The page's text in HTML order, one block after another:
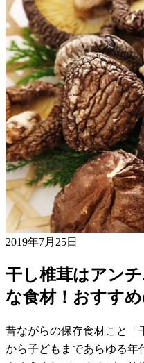
2019年7月25日
干し椎茸はアン
な食材！おすす
昔ながらの保存食材こと「
から子どもまであらゆる年